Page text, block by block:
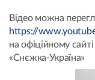
Відео можна
https://
на офіційному
«Снєжка-Україна»